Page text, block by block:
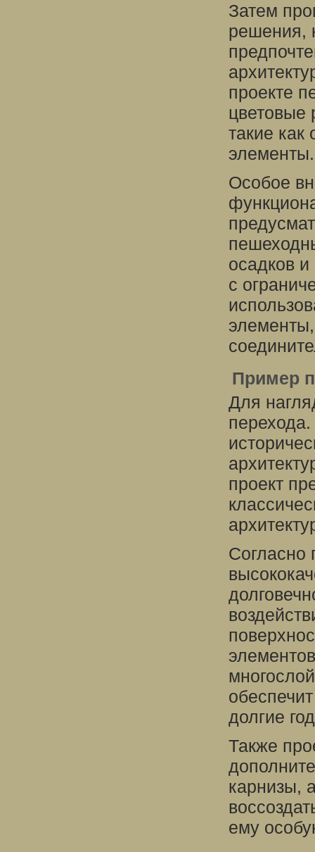
Затем
решения,
проекте
цветовые
такие
элементы.
Особое
осадков
с
Пример
Для
проект
Согласно
долгие
Также
карнизы,
ему